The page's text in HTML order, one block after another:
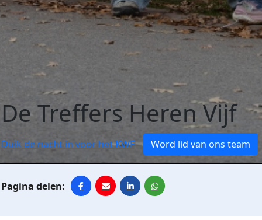
De Treffers Heren Vijf
Duik de nacht in voor het KWF Word lid van ons team